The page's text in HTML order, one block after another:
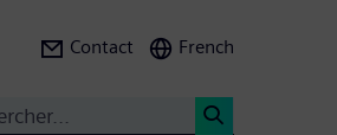
Contact French